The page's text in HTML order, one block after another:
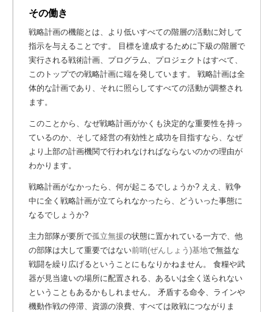
その働き
戦略計画の機能とは、より低いすべての階層の活動に対して
指示を与えることです。 目標を達成するために下級の階層で
実行される戦術計画、プログラム、プロジェクトはすべて、
このトップでの戦略計画に端を発しています。 戦略計画は全
体的な計画であり、それに照らしてすべての活動が調整され
ます。
このことから、なぜ戦略計画がかくも決定的な重要性を持っ
ているのか、そして経営の有効性と成功を目指すなら、なぜ
より上部の計画機関で行われなければならないのかの理由が
わかります。
戦略計画がなかったら、何が起こるでしょうか? ええ、戦争
中に全く戦略計画が立てられなかったら、どういった事態に
なるでしょうか?
主力部隊が要所で孤立無援の状態に置かれている一方で、他
の部隊は大して重要ではない前哨(ぜんしょう)基地で無益な
戦闘を繰り広げるということにもなりかねません。
食糧や武
器が見当違いの場所に配置される、あるいは全く送られない
ということもあるかもしれません。 矛盾する命令、ラインや
機動作戦の停滞、資源の浪費、すべては敗戦につながりま